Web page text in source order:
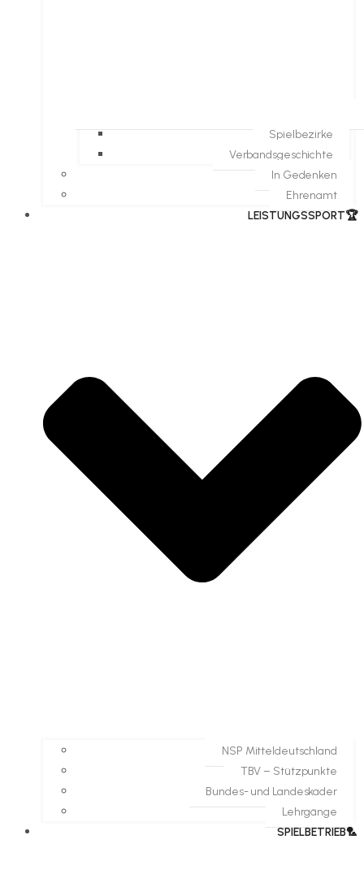
Spielbezirke
Verbandsgeschichte
In Gedenken
Ehrenamt
​LEISTUNGSSPORT🏆
NSP Mitteldeutschland
TBV – Stützpunkte
Bundes- und Landeskader
Lehrgänge
SPIELBETRIEB🏸